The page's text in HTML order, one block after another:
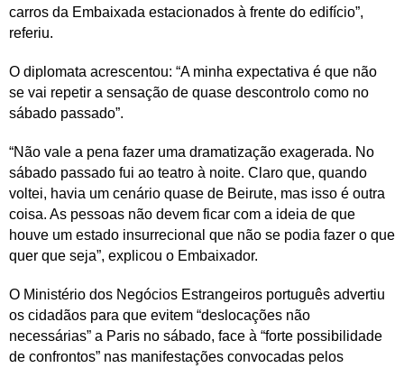
carros da Embaixada estacionados à frente do edifício”,
referiu.
O diplomata acrescentou: “A minha expectativa é que não
se vai repetir a sensação de quase descontrolo como no
sábado passado”.
“Não vale a pena fazer uma dramatização exagerada. No
sábado passado fui ao teatro à noite. Claro que, quando
voltei, havia um cenário quase de Beirute, mas isso é outra
coisa. As pessoas não devem ficar com a ideia de que
houve um estado insurrecional que não se podia fazer o que
quer que seja”, explicou o Embaixador.
O Ministério dos Negócios Estrangeiros português advertiu
os cidadãos para que evitem “deslocações não
necessárias” a Paris no sábado, face à “forte possibilidade
de confrontos” nas manifestações convocadas pelos